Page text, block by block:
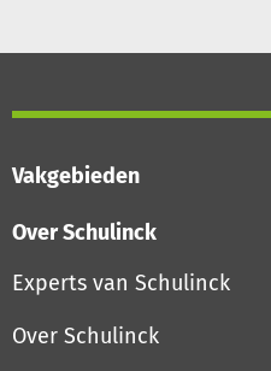
Vakgebieden
Over Schulinck
Experts van Schulinck
Over Schulinck